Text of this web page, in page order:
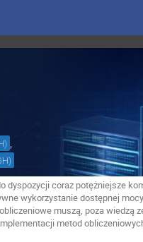
)
)
coraz potężniejsze
wykorzystanie dostępnej
muszą, poza wiedzą
metod